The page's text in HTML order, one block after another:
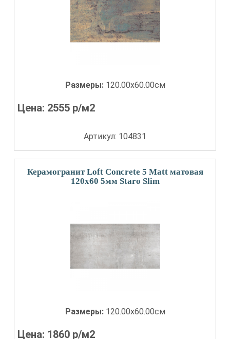
Размеры: 120.00x60.00см
Цена: 2555 р/м2
Артикул: 104831
Керамогранит Loft Concrete 5 Matt матовая
120x60 5мм Staro Slim
Размеры: 120.00x60.00см
Цена: 1860 р/м2